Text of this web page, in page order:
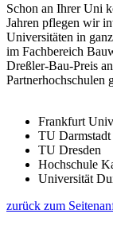
Schon an Ihrer Uni
Jahren pflegen wir
Universitäten in
im Fachbereich
Dreßler-Bau-Preis
Partnerhochschulen
Frankfurt
TU Darmstadt
TU Dresden
Hochschule
Universität
zurück zum